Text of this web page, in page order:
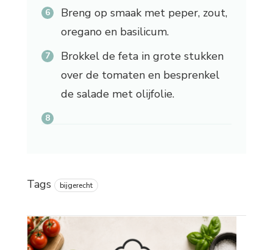
Breng op smaak met peper, zout,
oregano en basilicum.
Brokkel de feta in grote stukken
over de tomaten en besprenkel
de salade met olijfolie.
Tags bijgerecht